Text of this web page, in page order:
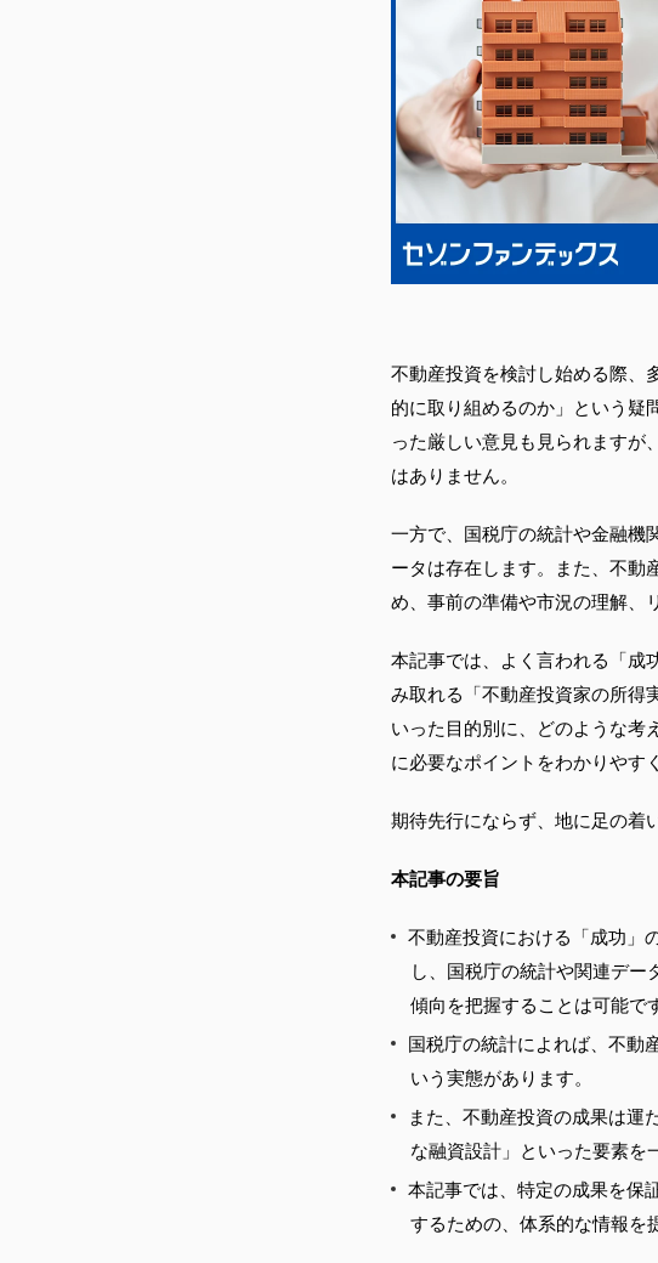
不動産投資を検討し始める際、
的に取り組めるのか」という疑
った厳しい意見も見られますが
はありません。
一方で、国税庁の統計や金融機
ータは存在します。また、不動
め、事前の準備や市況の理解、
本記事では、よく言われる「成
み取れる「不動産投資家の所得
いった目的別に、どのような考
に必要なポイントをわかりやす
期待先行にならず、地に足の着
本記事の要旨
不動産投資における「成功」
し、国税庁の統計や関連デ
傾向を把握することは可能で
国税庁の統計によれば、不動
いう実態があります。
また、不動産投資の成果は運
な融資設計」といった要素を
本記事では、特定の成果を保
するための、体系的な情報を